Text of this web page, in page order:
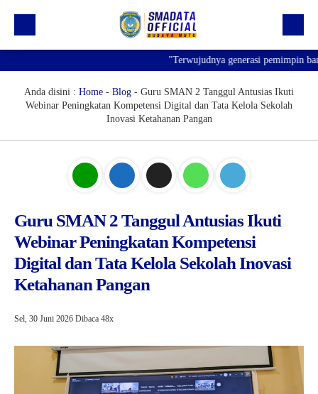
Profil
Prestasi
"Terwujudnya generasi pemimpin
Anda disini : Home - Blog - Guru SMAN 2 Tanggul Antusias Ikuti
Webinar Peningkatan Kompetensi Digital dan Tata Kelola Sekolah
Inovasi Ketahanan Pangan
Guru SMAN 2 Tanggul Antusias Ikuti
Webinar Peningkatan Kompetensi
Digital dan Tata Kelola Sekolah Inovasi
Ketahanan Pangan
Sel, 30 Juni 2026 Dibaca 48x